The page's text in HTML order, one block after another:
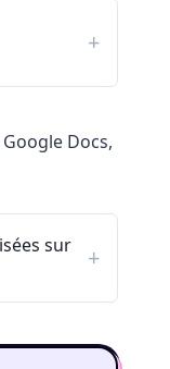
Google Docs,
sur